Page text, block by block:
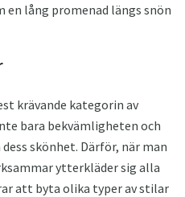
lång promenad längs snön
krävande kategorin av
bara bekvämligheten och
skönhet. Därför, när man
ytterkläder sig alla
att byta olika typer av stilar